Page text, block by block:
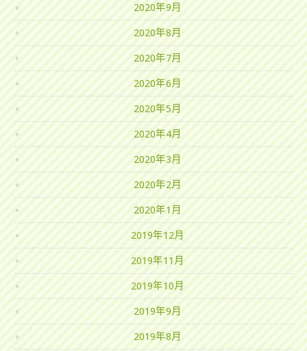
2020年9月
2020年8月
2020年7月
2020年6月
2020年5月
2020年4月
2020年3月
2020年2月
2020年1月
2019年12月
2019年11月
2019年10月
2019年9月
2019年8月